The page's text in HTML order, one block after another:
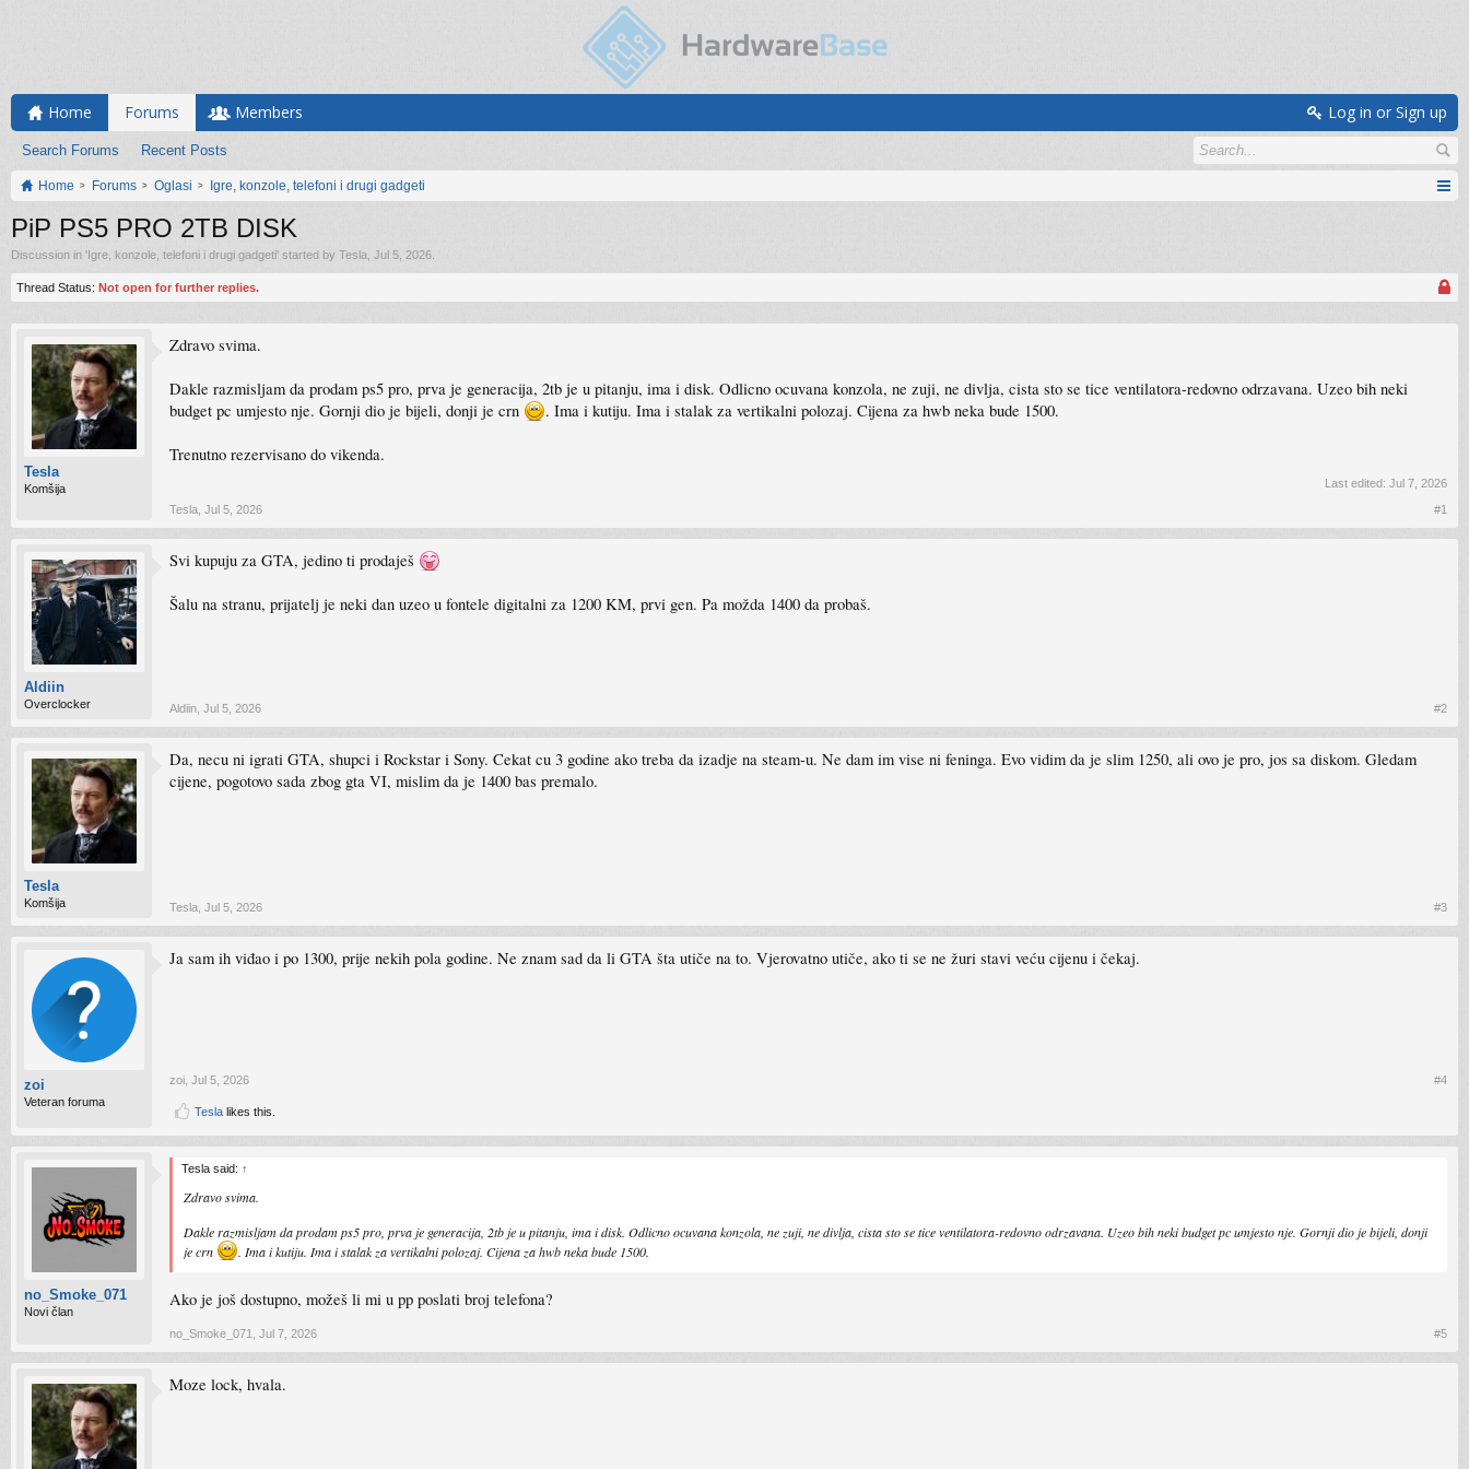
Home Forums
Search Forums Recent Posts
Members Log in or Sign up
Home Forums Oglasi Igre, konzole, telefoni i drugi gadgeti
PiP PS5 PRO 2TB DISK
Discussion in 'Igre, konzole, telefoni i drugi gadgeti' started by Tesla Jul 5, 2026
Thread Status: Not open for further replies.
Tesla
Komšija
Zdravo svima.
Dakle razmisljam da prodam ps5 pro, prva je generacija, 2tb je u pitanju, ima i disk. Odlicno ocuvana konzola, ne zuji, ne divlja, cista sto se tice ventilatora-redovno odrzavana. Uzeo bih neki
budget pc umjesto nje. Gornji dio je bijeli, donji je crn
. Ima i kutiju. Ima i stalak za vertikalni polozaj. Cijena za hwb neka bude 1500.
Trenutno rezervisano do vikenda.
Last edited: Jul 7, 2026
Tesla Jul 5, 2026 #1
Aldiin
Overclocker
Svi kupuju za GTA, jedino ti prodaješ
Šalu na stranu, prijatelj je neki dan uzeo u fontele digitalni za 1200 KM, prvi gen. Pa možda 1400 da probaš.
Aldiin Jul 5, 2026 #2
Tesla
Komšija
Da, necu ni igrati GTA, shupci i Rockstar i Sony. Cekat cu 3 godine ako treba da izadje na steam-u. Ne dam im vise ni feninga. Evo vidim da je slim 1250, ali ovo je pro, jos sa diskom. Gledam
cijene, pogotovo sada zbog gta VI, mislim da je 1400 bas premalo.
Tesla Jul 5, 2026 #3
zoi
Veteran foruma
Ja sam ih viđao i po 1300, prije nekih pola godine. Ne znam sad da li GTA šta utiče na to. Vjerovatno utiče, ako ti se ne žuri stavi veću cijenu i čekaj.
zoi Jul 5, 2026 #4
Tesla likes this.
no_Smoke_071
Novi član
Tesla said: ↑
Zdravo svima.
Dakle razmisljam da prodam ps5 pro, prva je generacija, 2tb je u pitanju, ima i disk. Odlicno ocuvana konzola, ne zuji, ne divlja, cista sto se tice ventilatora-redovno odrzavana. Uzeo bih neki budget pc umjesto nje. Gornji dio je bijeli, donji
je crn
. Ima i kutiju. Ima i stalak za vertikalni polozaj. Cijena za hwb neka bude 1500.
Ako je još dostupno, možeš li mi u pp poslati broj telefona?
no_Smoke_071 Jul 7, 2026 #5
Moze lock, hvala.